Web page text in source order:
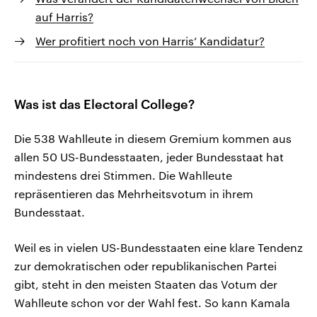
auf Harris?
Wer profitiert noch von Harris‘ Kandidatur?
Was ist das Electoral College?
Die 538 Wahlleute in diesem Gremium kommen aus
allen 50 US-Bundesstaaten, jeder Bundesstaat hat
mindestens drei Stimmen. Die Wahlleute
repräsentieren das Mehrheitsvotum in ihrem
Bundesstaat.
Weil es in vielen US-Bundesstaaten eine klare Tendenz
zur demokratischen oder republikanischen Partei
gibt, steht in den meisten Staaten das Votum der
Wahlleute schon vor der Wahl fest. So kann Kamala